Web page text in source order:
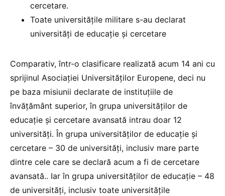
cercetare.
Toate universitățile militare s-au declarat
universități de educație și cercetare
Comparativ, într-o clasificare realizată acum 14 ani cu
sprijinul Asociației Universităților Europene, deci nu
pe baza misiunii declarate de instituțiile de
învățământ superior, în grupa universităților de
educație și cercetare avansată intrau doar 12
universități. În grupa universităților de educație și
cercetare – 30 de universități, inclusiv mare parte
dintre cele care se declară acum a fi de cercetare
avansată.. Iar în grupa universităților de educație – 48
de universități, inclusiv toate universitățile